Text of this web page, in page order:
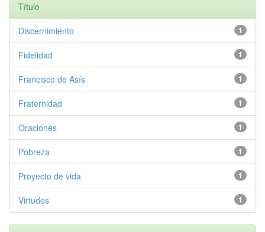
Título
1
Discernimiento
1
Fidelidad
1
Francisco de Asís
1
Fraternidad
1
Oraciones
1
Pobreza
1
Proyecto de vida
1
Virtudes